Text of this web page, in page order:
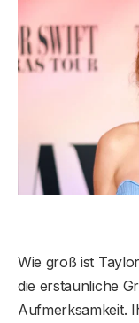
Wie groß ist
die erstaunliche
Aufmerksamkeit.